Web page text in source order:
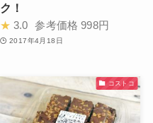
ク！
★ 3.0 参考価格 998円
2017年4月18日
コストコ